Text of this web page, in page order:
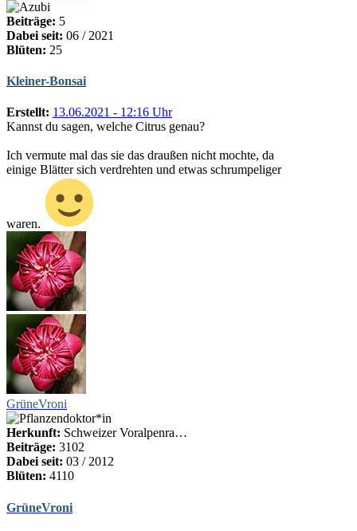
Beiträge: 5
Dabei seit: 06 / 2021
Blüten: 25
Kleiner-Bonsai
Erstellt: 13.06.2021 - 12:16 Uhr
Kannst du sagen, welche Citrus genau?
Ich vermute mal das sie das draußen nicht mochte, da
einige Blätter sich verdrehten und etwas schrumpeliger
waren.
GrüneVroni
Herkunft: Schweizer Voralpenra…
Beiträge: 3102
Dabei seit: 03 / 2012
Blüten: 4110
GrüneVroni